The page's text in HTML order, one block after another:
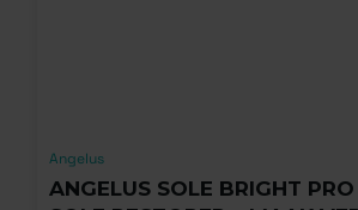
Angelus
ANGELUS SOLE BRIGHT PRO